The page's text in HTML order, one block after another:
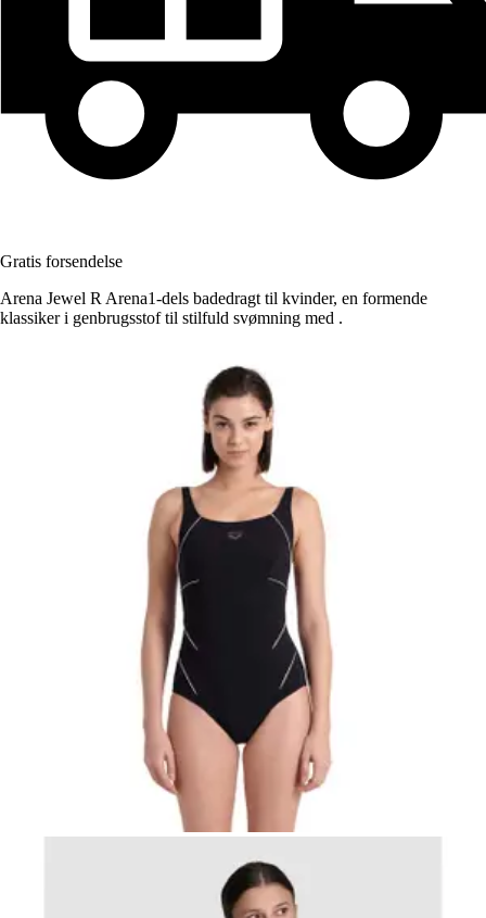
Gratis forsendelse
Arena Jewel R Arena1-dels badedragt til kvinder, en formende
klassiker i genbrugsstof til stilfuld svømning med .